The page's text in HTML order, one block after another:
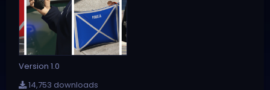
Version 1.0
14,753 downloads